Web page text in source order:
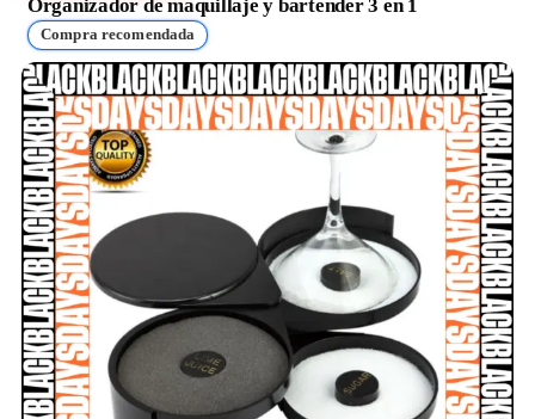
Organizador de maquillaje y bartender 3 en 1
Compra recomendada